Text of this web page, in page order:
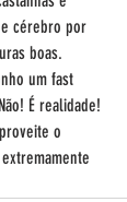
cérebro por
boas.
um fast
É realidade!
o